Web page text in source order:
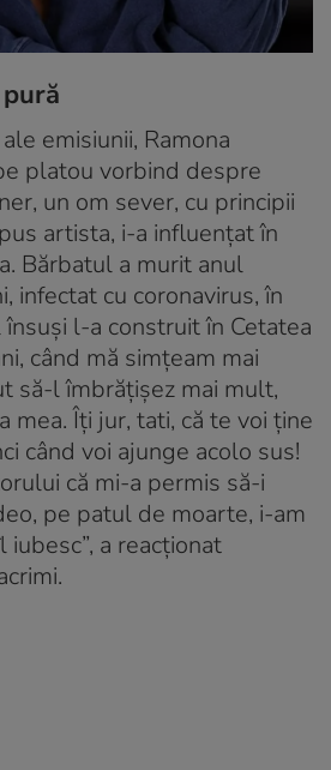
emisiunii, Ramona
platou vorbind despre
un om sever, cu principii
artista, i-a influențat în
Bărbatul a murit anul
infectat cu coronavirus, în
l-a construit în Cetatea
când mă simțeam mai
să-l îmbrățișez mai mult,
mea. Îți jur, tati, că te voi ține
când voi ajunge acolo sus!
că mi-a permis să-i
pe patul de moarte, i-am
a reacționat